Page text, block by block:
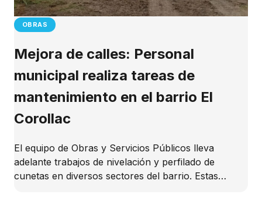
OBRAS
Mejora de calles: Personal
municipal realiza tareas de
mantenimiento en el barrio El
Corollac
El equipo de Obras y Servicios Públicos lleva
adelante trabajos de nivelación y perfilado de
cunetas en diversos sectores del barrio. Estas…